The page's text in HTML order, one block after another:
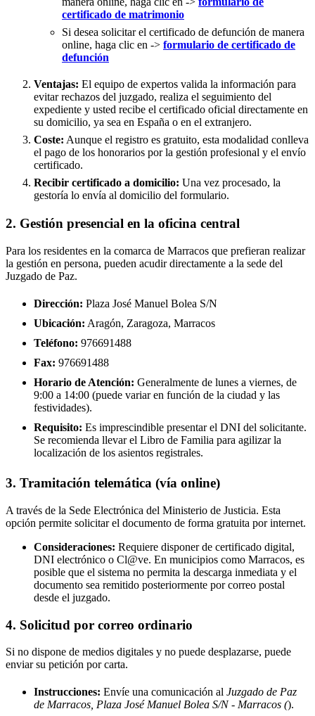
certificado de matrimonio
Si desea solicitar el certificado de defunción de manera
online, haga clic en -> formulario de certificado de
defunción
Ventajas: El equipo de expertos valida la información para
evitar rechazos del juzgado, realiza el seguimiento del
expediente y usted recibe el certificado oficial directamente en
su domicilio, ya sea en España o en el extranjero.
Coste: Aunque el registro es gratuito, esta modalidad conlleva
el pago de los honorarios por la gestión profesional y el envío
certificado.
Recibir certificado a domicilio: Una vez procesado, la
gestoría lo envía al domicilio del formulario.
2. Gestión presencial en la oficina central
Para los residentes en la comarca de Marracos que prefieran realizar
la gestión en persona, pueden acudir directamente a la sede del
Juzgado de Paz.
Dirección: Plaza José Manuel Bolea S/N
Ubicación: Aragón, Zaragoza, Marracos
Teléfono: 976691488
Fax: 976691488
Horario de Atención: Generalmente de lunes a viernes, de
9:00 a 14:00 (puede variar en función de la ciudad y las
festividades).
Requisito: Es imprescindible presentar el DNI del solicitante.
Se recomienda llevar el Libro de Familia para agilizar la
localización de los asientos registrales.
3. Tramitación telemática (vía online)
A través de la Sede Electrónica del Ministerio de Justicia. Esta
opción permite solicitar el documento de forma gratuita por internet.
Consideraciones: Requiere disponer de certificado digital,
DNI electrónico o Cl@ve. En municipios como Marracos, es
posible que el sistema no permita la descarga inmediata y el
documento sea remitido posteriormente por correo postal
desde el juzgado.
4. Solicitud por correo ordinario
Si no dispone de medios digitales y no puede desplazarse, puede
enviar su petición por carta.
Instrucciones: Envíe una comunicación al Juzgado de Paz
de Marracos, Plaza José Manuel Bolea S/N - Marracos ().